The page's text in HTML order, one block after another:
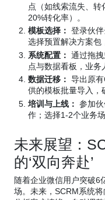
点（如线索流失、
20%转化率）。
模板选择： 登录伙
选择预置解决方案包
系统配置： 通过拖
点与数据看板，业务
数据迁移： 导出原
供的模板批量导入，
培训与上线： 参加
作；选择1-2个业务
未来展望：
的‘双向奔赴’
随着企业微信用户突破6
场。未来，SCRM系统将